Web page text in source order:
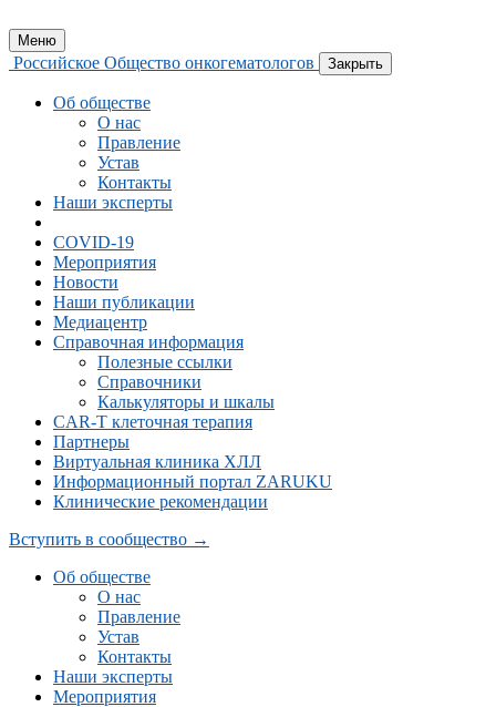
Меню
Российское Общество онкогематологов Закрыть
Об обществе
О нас
Правление
Устав
Контакты
Наши эксперты
COVID-19
Мероприятия
Новости
Наши публикации
Медиацентр
Справочная информация
Полезные ссылки
Справочники
Калькуляторы и шкалы
CAR-Т клеточная терапия
Партнеры
Виртуальная клиника ХЛЛ
Информационный портал ZARUKU
Клинические рекомендации
Вступить в сообщество →
Об обществе
О нас
Правление
Устав
Контакты
Наши эксперты
Мероприятия